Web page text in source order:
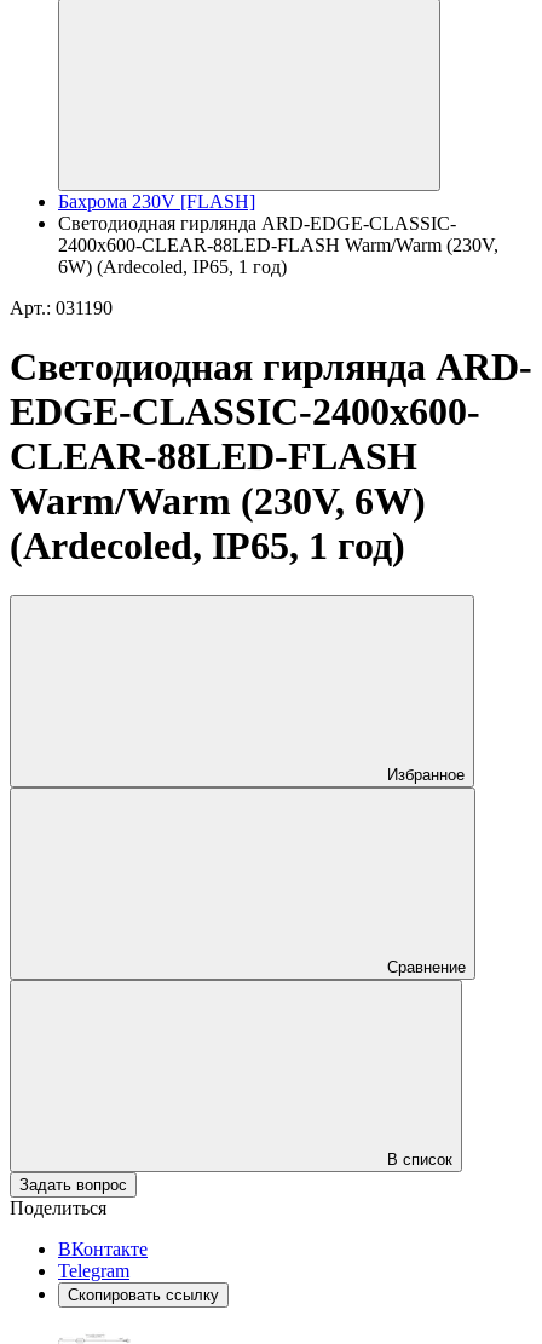
Бахрома 230V [FLASH]
Светодиодная гирлянда ARD-EDGE-CLASSIC-
2400x600-CLEAR-88LED-FLASH Warm/Warm (230V,
6W) (Ardecoled, IP65, 1 год)
Арт.: 031190
Светодиодная гирлянда ARD-
EDGE-CLASSIC-2400x600-
CLEAR-88LED-FLASH
Warm/Warm (230V, 6W)
(Ardecoled, IP65, 1 год)
Избранное
Сравнение
В список
Задать вопрос
Поделиться
ВКонтакте
Telegram
Скопировать ссылку